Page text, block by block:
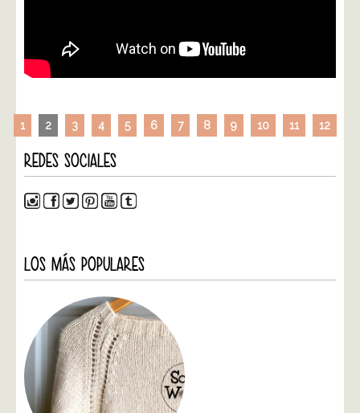
1 2 3 4 5 6 7 8 9 10 11 12
REDES SOCIALES
LOS MÁS POPULARES